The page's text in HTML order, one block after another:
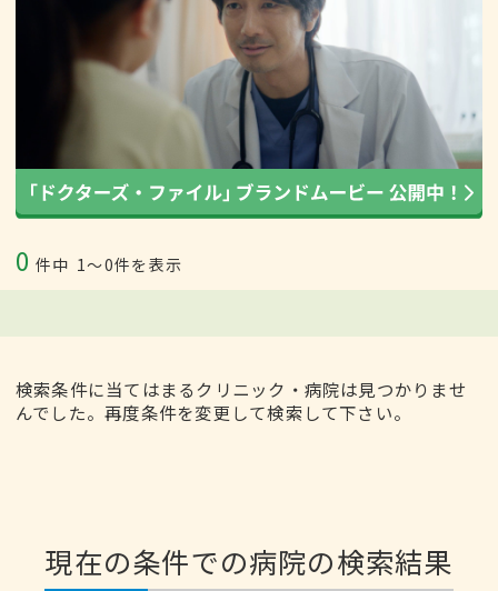
0 件中 1〜0件を表示
検索条件に当てはまるクリニック・病院は見つかりませ
んでした。再度条件を変更して検索して下さい。
現在の条件での病院の検索結果